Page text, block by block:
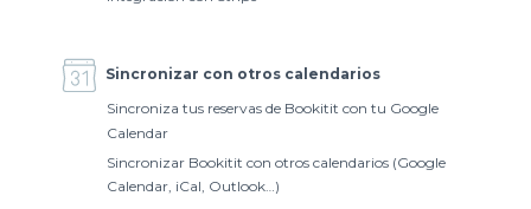
Sincronizar con otros calendarios
Sincroniza tus reservas de Bookitit con tu Google
Calendar
Sincronizar Bookitit con otros calendarios (Google
Calendar, iCal, Outlook…)